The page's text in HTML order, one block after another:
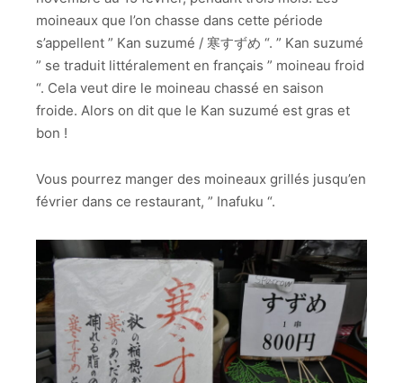
moineaux que l’on chasse dans cette période
s’appellent ” Kan suzumé / 寒すずめ “. ” Kan suzumé
” se traduit littéralement en français ” moineau froid
“. Cela veut dire le moineau chassé en saison
froide. Alors on dit que le Kan suzumé est gras et
bon !
Vous pourrez manger des moineaux grillés jusqu’en
février dans ce restaurant, ” Inafuku “.